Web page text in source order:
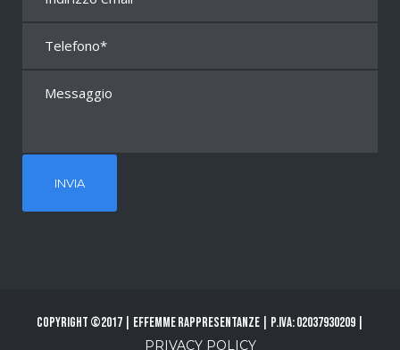
Copyright ©2017 | Effemme Rappresentanze | P.Iva: 02037930209 |
PRIVACY POLICY